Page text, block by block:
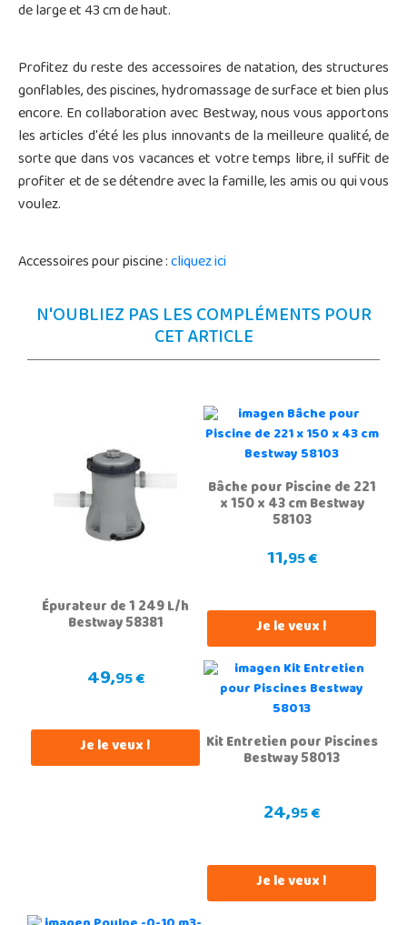
de large et 43 cm de haut.
Profitez du reste des accessoires de natation, des structures
gonflables, des piscines, hydromassage de surface et bien plus
encore. En collaboration avec Bestway, nous vous apportons
les articles d'été les plus innovants de la meilleure qualité, de
sorte que dans vos vacances et votre temps libre, il suffit de
profiter et de se détendre avec la famille, les amis ou qui vous
voulez.
Accessoires pour piscine :cliquez ici
N'OUBLIEZ PAS LES COMPLÉMENTS POUR
CET ARTICLE
Épurateur de 1 249 L/h
Bestway 58381
49,95 €
Je le veux !
Bâche pour Piscine de 221
x 150 x 43 cm Bestway
58103
11,95 €
Je le veux !
Kit Entretien pour Piscines
Bestway 58013
24,95 €
Je le veux !